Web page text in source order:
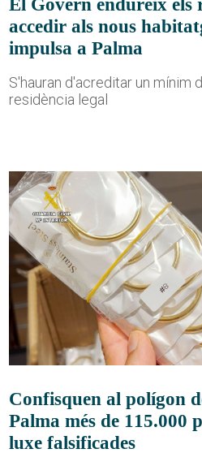
accedir als nous
impulsa a Palma
S'hauran d'acreditar un mínim
residència legal
Confisquen al polígon
Palma més de 115.000
luxe falsificades